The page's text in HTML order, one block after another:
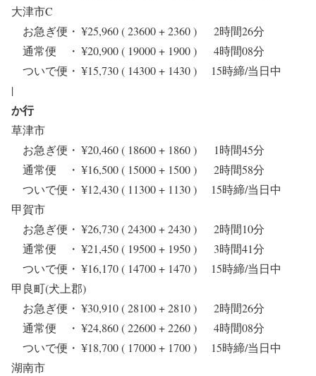
大津市C
お急ぎ便・ ¥25,960 ( 23600 + 2360 ) 2時間26分
通常便 ・ ¥20,900 ( 19000 + 1900 ) 4時間08分
ついで便・ ¥15,730 ( 14300 + 1430 ) 15時締/当日中
|
か行
草津市
お急ぎ便・ ¥20,460 ( 18600 + 1860 ) 1時間45分
通常便 ・ ¥16,500 ( 15000 + 1500 ) 2時間58分
ついで便・ ¥12,430 ( 11300 + 1130 ) 15時締/当日中
甲賀市
お急ぎ便・ ¥26,730 ( 24300 + 2430 ) 2時間10分
通常便 ・ ¥21,450 ( 19500 + 1950 ) 3時間41分
ついで便・ ¥16,170 ( 14700 + 1470 ) 15時締/当日中
甲良町(犬上郡)
お急ぎ便・ ¥30,910 ( 28100 + 2810 ) 2時間26分
通常便 ・ ¥24,860 ( 22600 + 2260 ) 4時間08分
ついで便・ ¥18,700 ( 17000 + 1700 ) 15時締/当日中
湖南市